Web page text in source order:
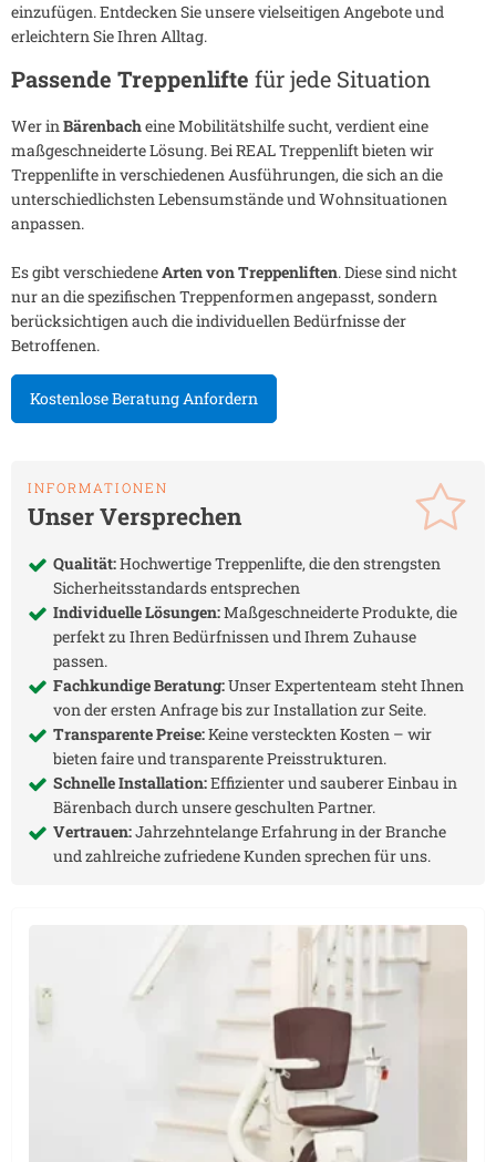
einzufügen. Entdecken Sie unsere vielseitigen Angebote und
erleichtern Sie Ihren Alltag.
Passende Treppenlifte für jede Situation
Wer inBärenbacheine Mobilitätshilfe sucht, verdient eine
maßgeschneiderte Lösung. Bei REAL Treppenlift bieten wir
Treppenlifte in verschiedenen Ausführungen, die sich an die
unterschiedlichsten Lebensumstände und Wohnsituationen
anpassen.
Es gibt verschiedeneArten von Treppenliften. Diese sind nicht
nur an die spezifischen Treppenformen angepasst, sondern
berücksichtigen auch die individuellen Bedürfnisse der
Betroffenen.
Kostenlose Beratung Anfordern
INFORMATIONEN
Unser Versprechen
Qualität:Hochwertige Treppenlifte, die den strengsten
Sicherheitsstandards entsprechen
Individuelle Lösungen:Maßgeschneiderte Produkte, die
perfekt zu Ihren Bedürfnissen und Ihrem Zuhause
passen.
Fachkundige Beratung:Unser Expertenteam steht Ihnen
von der ersten Anfrage bis zur Installation zur Seite.
Transparente Preise:Keine versteckten Kosten – wir
bieten faire und transparente Preisstrukturen.
Schnelle Installation:Effizienter und sauberer Einbau in
Bärenbachdurch unsere geschulten Partner.
Vertrauen:Jahrzehntelange Erfahrung in der Branche
und zahlreiche zufriedene Kunden sprechen für uns.